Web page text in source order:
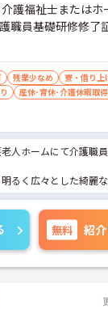
福祉士またはホ
職員基礎研修修了
残業少なめ 寮・借り上
産休･育休･介護休暇取
人ホームにて介護職
るく広々とした綺麗
余剰採用の為の募集
て教えて頂けます。
れており、育休取得
も運営しており、子供
ゃるスタッフもいま
伝えいたします！
無料 紹